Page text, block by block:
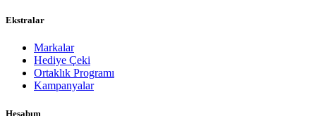
Ekstralar
Markalar
Hediye Çeki
Ortaklık Programı
Kampanyalar
Hesabım